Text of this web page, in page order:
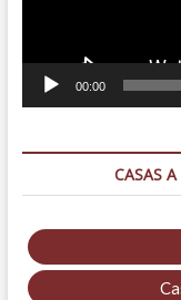
00:00
CASAS